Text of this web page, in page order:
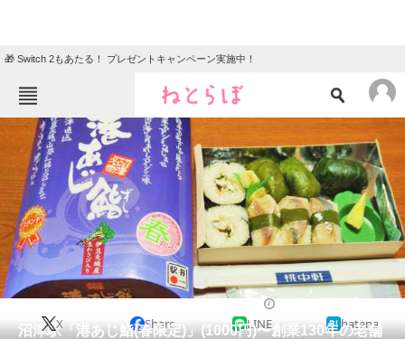
🎁 Switch 2もあたる！ プレゼントキャンペーン実施中！
ねとらぼメニュー
TOP ニュース
エンタメ クイズ
グルメ 地域
住まい
動物 リサーチ
会員記事
沼津駅「港あじ鮨(春限定)」(1000円)〜創業130年の老舗
X Share LINE hatena